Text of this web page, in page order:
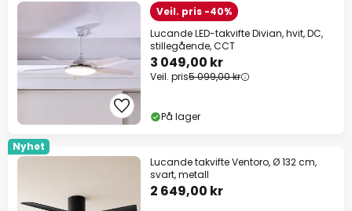
Veil. pris -40%
Lucande LED-takvifte Divian, hvit, DC,
stillegående, CCT
3 049,00 kr
Veil. pris5 099,00 kr
På lager
Nyhet
Lucande takvifte Ventoro, Ø 132 cm,
svart, metall
2 649,00 kr